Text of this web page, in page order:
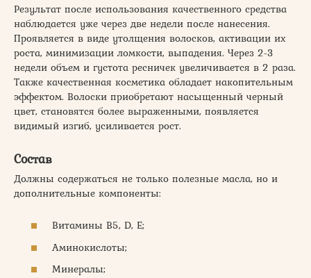
Результат после использования качественного средства
наблюдается уже через две недели после нанесения.
Проявляется в виде утолщения волосков, активации их
роста, минимизации ломкости, выпадения. Через 2-3
недели объем и густота ресничек увеличивается в 2 раза.
Также качественная косметика обладает накопительным
эффектом. Волоски приобретают насыщенный черный
цвет, становятся более выраженными, появляется
видимый изгиб, усиливается рост.
Состав
Должны содержаться не только полезные масла, но и
дополнительные компоненты:
Витамины В5, D, E;
Аминокислоты;
Минералы;